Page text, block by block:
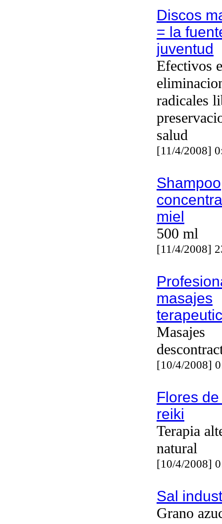
Discos
= la
juventud
Efectivos
radicales
salud
[11/4/2008]
Shampoo
miel
500 ml
[11/4/2008]
masajes
Masajes
[10/4/2008]
Flores
reiki
Terapia
natural
[10/4/2008]
Sal
Grano